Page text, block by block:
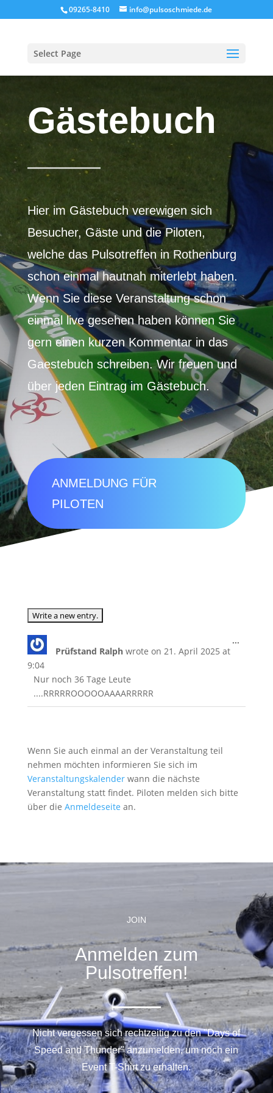
09265-8410 info@pulsoschmiede.de
Select Page
Gästebuch
Hier im Gästebuch verewigen sich
Besucher, Gäste und die Piloten,
welche das Pulsotreffen in Rothenburg
schon einmal hautnah miterlebt haben.
Wenn Sie diese Veranstaltung schon
einmal live gesehen haben können Sie
gern einen kurzen Kommentar in das
Gaestebuch schreiben. Wir freuen und
über jeden Eintrag im Gästebuch.
ANMELDUNG FÜR
PILOTEN
Prüfstand Ralph wrote on 21. April 2025 at
9:04
Nur noch 36 Tage Leute
....RRRRROOOOOAAAARRRRR
...
Wenn Sie auch einmal an der Veranstaltung teil
nehmen möchten informieren Sie sich im
Veranstaltungskalenderwann die nächste
Veranstaltung statt findet. Piloten melden sich bitte
über die Anmeldeseite an.
JOIN
Anmelden zum
Pulsotreffen!
Nicht vergessen sich rechtzeitig zu den "Days of
Speed and Thunder" anzumelden, um noch ein
Event T-Shirt zu erhalten.